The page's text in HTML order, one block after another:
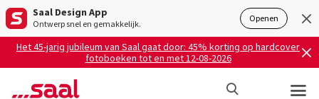
Saal Design App
Ontwerp snel en gemakkelijk. Openen
Het 45-jarig jubileum van Saal gaat door: 45% korting op hardcover
fotoboeken tot en met 12-08-2026